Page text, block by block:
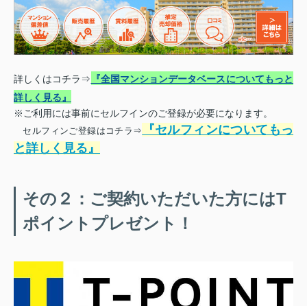
詳しくはコチラ⇒ 『全国マンションデータベースについてもっと
詳しく見る』
※ご利用には事前にセルフインのご登録が必要になります。
セルフィンご登録はコチラ⇒
『セルフィンについてもっ
と詳しく見る』
その２：ご契約いただいた方にはT
ポイントプレゼント！